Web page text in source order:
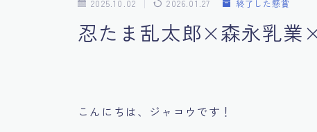
2025.10.02 2026.01.27 終了した懸賞
忍たま乱太郎×森永乳業
こんにちは、ジャコウです！